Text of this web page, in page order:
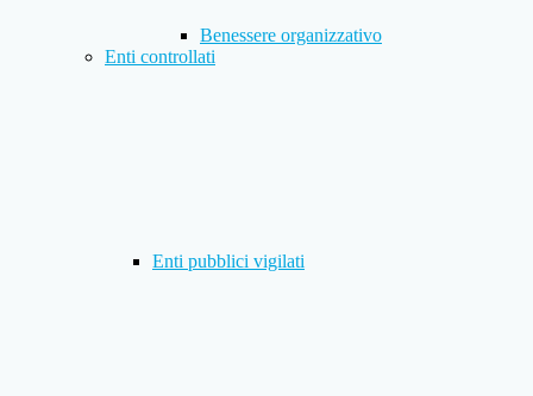
Benessere organizzativo
Enti controllati
Enti pubblici vigilati